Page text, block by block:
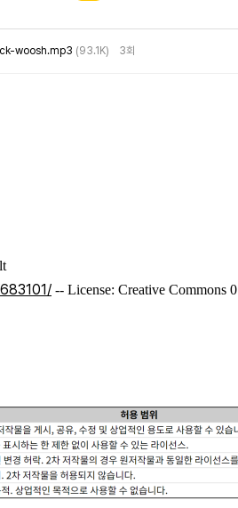
woosh.mp3 (93.1K) 3회
-- License: Creative Commons 0